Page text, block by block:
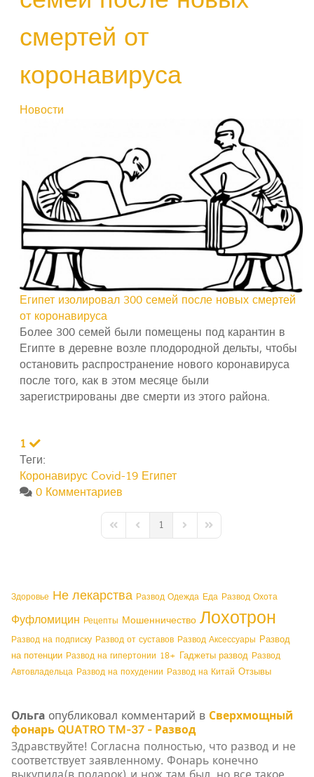
смертей от
коронавируса
Новости
Египет изолировал 300 семей после новых смертей
от коронавируса
Более 300 семей были помещены под карантин в
Египте в деревне возле плодородной дельты, чтобы
остановить распространение нового коронавируса
после того, как в этом месяце были
зарегистрированы две смерти из этого района.
1
Теги:
Коронавирус Covid-19 Египет
0 Комментариев
First PagePrevious Page
1 Next PageLast Page
Здоровье Не лекарства Развод Одежда Еда Развод Охота
Фуфломицин Рецепты Мошенничество Лохотрон
Развод на подписку Развод от суставов Развод Аксессуары Развод
на потенции Развод на гипертонии 18+ Гаджеты развод Развод
Автовладельца Развод на похудении Развод на Китай Отзывы
Ольга опубликовал комментарий в Сверхмощный
фонарь QUATRO TM-37 - Развод
Здравствуйте! Согласна полностью, что развод и не
соответствует заявленному. Фонарь конечно